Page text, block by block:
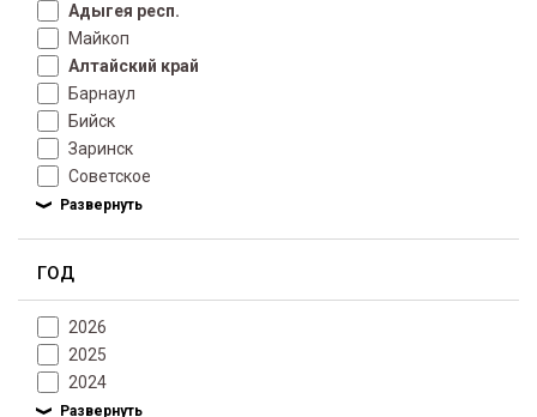
Адыгея респ.
Майкоп
Алтайский край
Барнаул
Бийск
Заринск
Советское
ГОД
2026
2025
2024